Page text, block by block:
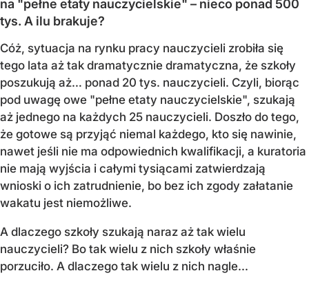
na "pełne etaty nauczycielskie" – nieco ponad 500
tys. A ilu brakuje?
Cóż, sytuacja na rynku pracy nauczycieli zrobiła się
tego lata aż tak dramatycznie dramatyczna, że szkoły
poszukują aż… ponad 20 tys. nauczycieli. Czyli, biorąc
pod uwagę owe "pełne etaty nauczycielskie", szukają
aż jednego na każdych 25 nauczycieli. Doszło do tego,
że gotowe są przyjąć niemal każdego, kto się nawinie,
nawet jeśli nie ma odpowiednich kwalifikacji, a kuratoria
nie mają wyjścia i całymi tysiącami zatwierdzają
wnioski o ich zatrudnienie, bo bez ich zgody załatanie
wakatu jest niemożliwe.
A dlaczego szkoły szukają naraz aż tak wielu
nauczycieli? Bo tak wielu z nich szkoły właśnie
porzuciło. A dlaczego tak wielu z nich nagle...